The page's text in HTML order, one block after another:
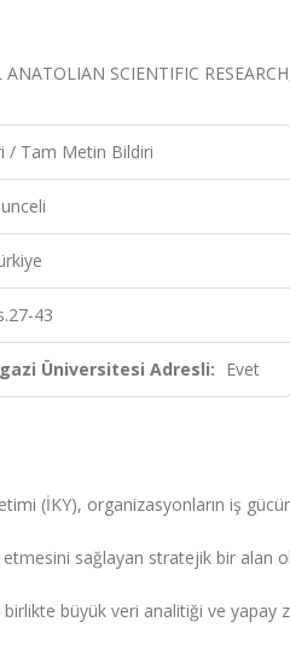
SCIENTIFIC
/ Tam Metin Bildiri
43
Üniversitesi Adresli: Evet
(İKY), organizasyonların iş
sağlayan stratejik bir alan
büyük veri analitiği ve yapay